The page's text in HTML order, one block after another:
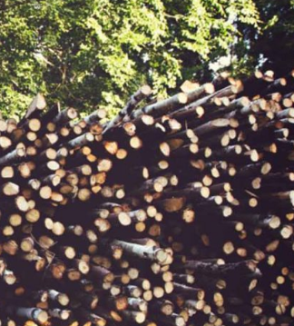
56 a ja b §:n